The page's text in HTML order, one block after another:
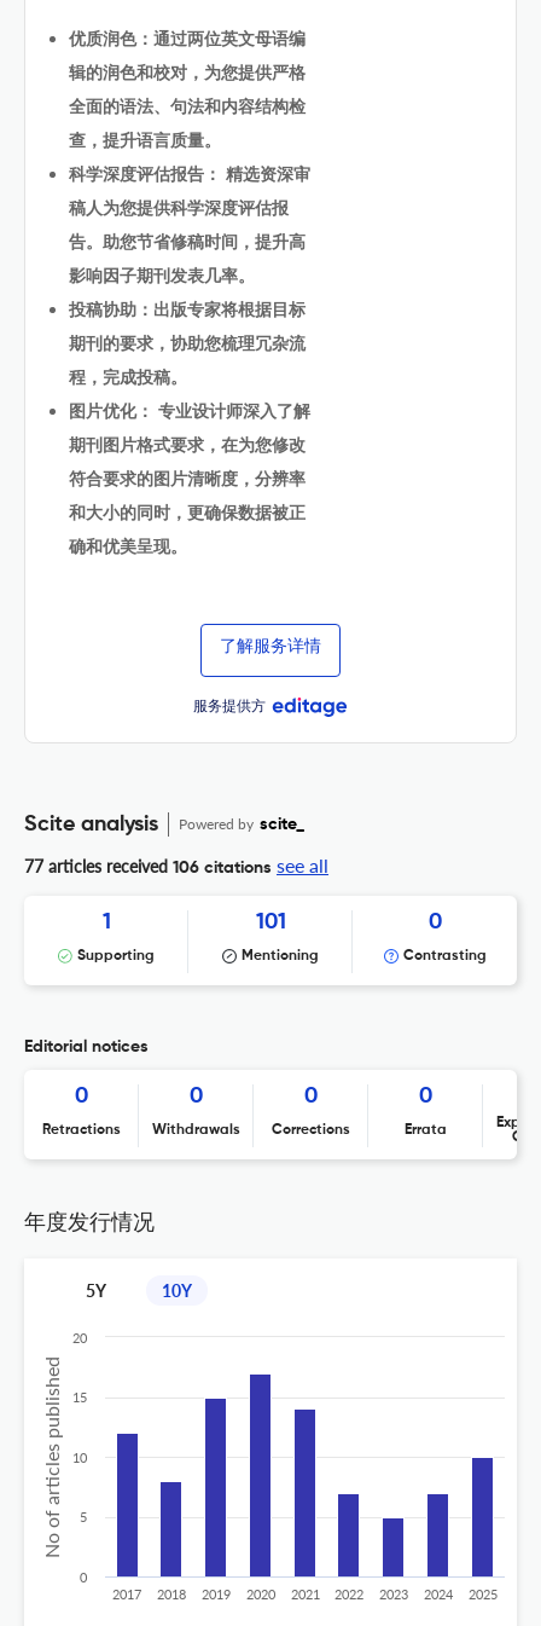
优质润色：通过两位英文母语编
辑的润色和校对，为您提供严格
全面的语法、句法和内容结构检
查，提升语言质量。
科学深度评估报告： 精选资深审
稿人为您提供科学深度评估报
告。助您节省修稿时间，提升高
影响因子期刊发表几率。
投稿协助：出版专家将根据目标
期刊的要求，协助您梳理冗杂流
程，完成投稿。
图片优化： 专业设计师深入了解
期刊图片格式要求，在为您修改
符合要求的图片清晰度，分辨率
和大小的同时，更确保数据被正
确和优美呈现。
了解服务详情
服务提供方
Scite analysis Powered by scite_
77 articles received 106 citations see all
1
Supporting
101
Mentioning
0
Contrasting
Editorial notices
0
Retractions
0
Withdrawals
0
Corrections
0
Errata
年度发行情况
5Y 10Y
No of articles published
2017 2018 2019 2020 2021 2022 2023 2024 2025
0
5
10
15
20